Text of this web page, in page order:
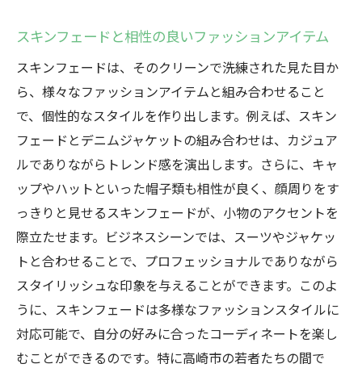
スキンフェードと相性の良いファッションアイテム
スキンフェードは、そのクリーンで洗練された見た目か
ら、様々なファッションアイテムと組み合わせること
で、個性的なスタイルを作り出します。例えば、スキン
フェードとデニムジャケットの組み合わせは、カジュア
ルでありながらトレンド感を演出します。さらに、キャ
ップやハットといった帽子類も相性が良く、顔周りをす
っきりと見せるスキンフェードが、小物のアクセントを
際立たせます。ビジネスシーンでは、スーツやジャケッ
トと合わせることで、プロフェッショナルでありながら
スタイリッシュな印象を与えることができます。このよ
うに、スキンフェードは多様なファッションスタイルに
対応可能で、自分の好みに合ったコーディネートを楽し
むことができるのです。特に高崎市の若者たちの間で